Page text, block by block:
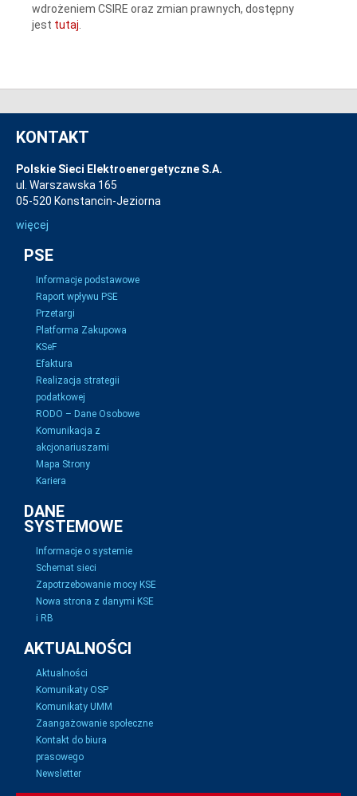
wdrożeniem CSIRE oraz zmian prawnych, dostępny
jest tutaj
KONTAKT
Polskie Sieci Elektroenergetyczne S.A.
ul. Warszawska 165
05-520 Konstancin-Jeziorna
więcej
PSE
Informacje podstawowe
Raport wpływu PSE
Przetargi
Platforma Zakupowa
KSeF
Efaktura
Realizacja strategii
podatkowej
RODO – Dane Osobowe
Komunikacja z
akcjonariuszami
Mapa Strony
Kariera
DANE
SYSTEMOWE
Informacje o systemie
Schemat sieci
Zapotrzebowanie mocy KSE
Nowa strona z danymi KSE
i RB
AKTUALNOŚCI
Aktualności
Komunikaty OSP
Komunikaty UMM
Zaangażowanie społeczne
Kontakt do biura
prasowego
Newsletter